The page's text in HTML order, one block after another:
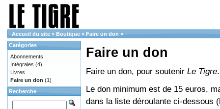
Accueil du site » Boutique » Faire un don »
Faire un don
Faire un don, pour soutenir Le Tigre.
Le don minimum est de 15 euros,
dans la liste déroulante ci-dessous
Catégories
Abonnements
Intégrales (4)
Livres
Faire un don (1)
Recherche